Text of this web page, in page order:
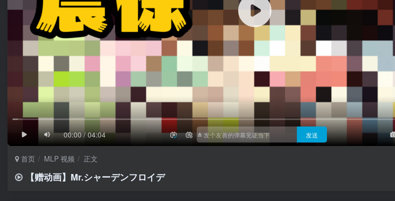
00:00 / 04:04
25px
发送
首页 MLP 视频 正文
【赠动画】Mr.シャーデンフロイデ